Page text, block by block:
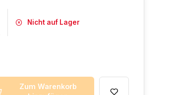
Nicht auf Lager
Zum Warenkorb